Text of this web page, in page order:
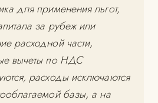
для применения льгот,
за рубеж или
расходной части,
вычеты по НДС
расходы исключаются
базы, а на